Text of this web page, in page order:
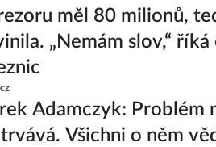
měl 80 milionů,
„Nemám slov,“
Adamczyk: Problém
Všichni o něm